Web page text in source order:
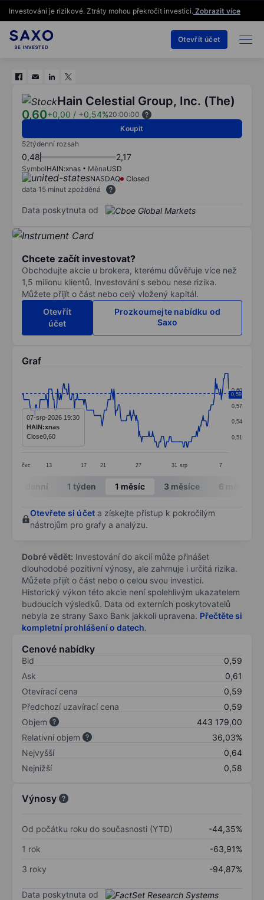
Investování je rizikové. Ztráty mohou překročit investici. Zobrazit více
Otevřít účet
Hain Celestial Group, Inc. (The)
0,60+0,00 / +0,54%20:00:00
Koupit
52týdenní rozsah
0,48 2,17
SymbolHAIN:xnas MěnaUSD
NASDAQ
Closed
data 15 minut zpožděná
Data poskytnuta od
Chcete začít investovat?
Obchodujte akcie u brokera, kterému důvěřuje více než
1,5 milionu klientů. Investování s sebou nese rizika.
Můžete přijít o část nebo celý vložený kapitál.
Otevřít
účet
Prozkoumejte nabídku od
Saxo
Graf
Line chart with 284 data points.
The chart has 1 X axis displaying categories.
The chart has 1 Y axis displaying values. Data
čvc 13 17 21 27 31 srp 7
0,51
0,54
0,57
0,60
0,59
07-srp-2026 19:30
HAIN:xnas
Close0,60
End of interactive chart.
Intradenní 1 týden 1 měsíc 3 měsíce 6 měsíců
Otevřete si účet a získejte přístup k pokročilým
nástrojům pro grafy a analýzu.
Dobré vědět: Investování do akcií může přinášet
dlouhodobé pozitivní výnosy, ale zahrnuje i určitá rizika.
Můžete přijít o část nebo o celou svou investici.
Historický výkon této akcie není spolehlivým ukazatelem
budoucích výsledků. Data od externích poskytovatelů
nebyla ze strany Saxo Bank jakkoli upravena. Přečtěte si
kompletní prohlášení o datech.
Cenové nabídky
Bid
0,59
Ask
0,61
Otevírací cena
0,59
Předchozí uzavírací cena
0,59
Objem
443 179,00
Relativní objem
36,03%
Nejvyšší
0,64
Nejnižší
0,58
Výnosy
Od počátku roku do současnosti (YTD)
-44,35%
1 rok
-63,91%
3 roky
-94,87%
Data poskytnuta od